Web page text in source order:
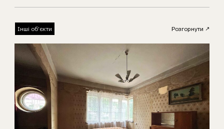
Розгорнути
Інші об’єкти